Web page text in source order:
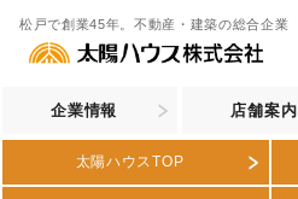
松戸で創業45年。不動産・建築の総合企業
企業情報 店舗案内
太陽ハウスTOP